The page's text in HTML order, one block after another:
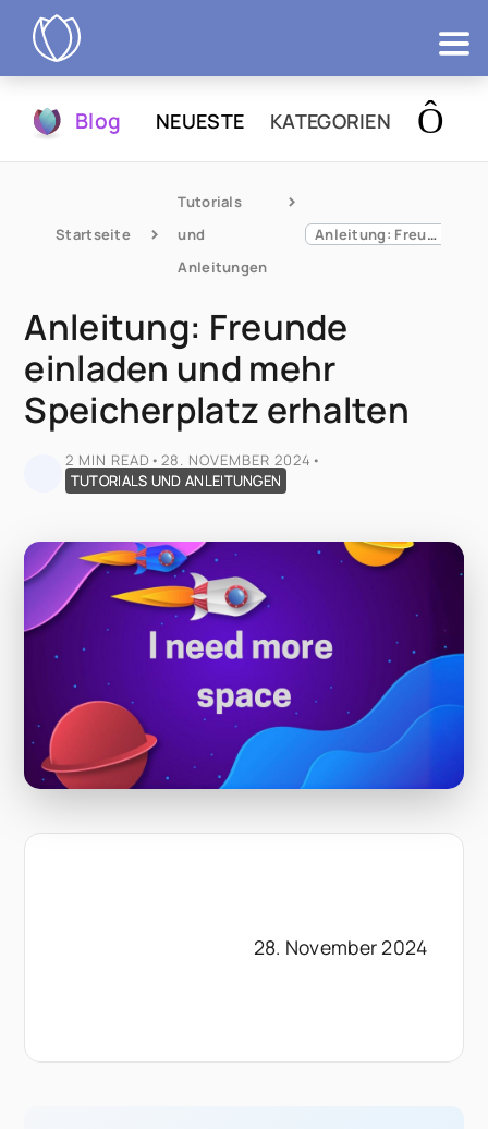
Testen
Blog NEUESTE KATEGORIEN
Startseite
Tutorials
und
Anleitungen
Anleitung: Freunde einladen und mehr Speicherplatz erhalten
Anleitung: Freunde
einladen und mehr
Speicherplatz erhalten
2 MIN READ • 28. NOVEMBER 2024 •
TUTORIALS UND ANLEITUNGEN
28. November 2024